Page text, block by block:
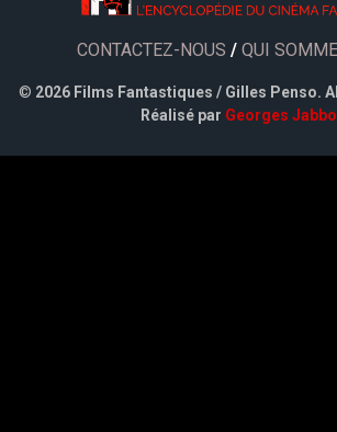
CONTACTEZ-NOUS / QUI
© 2026 Films Fantastiques / Gilles Penso.
Réalisé par Georges